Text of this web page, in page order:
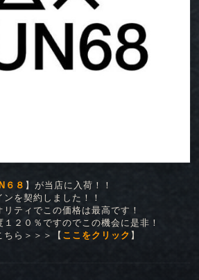
６８ 】が当店に入荷！！
を契約しました！！
ティでこの価格は最高です！
２０％ですのでこの機会に是非！
ちら＞＞＞【 ここをクリック 】